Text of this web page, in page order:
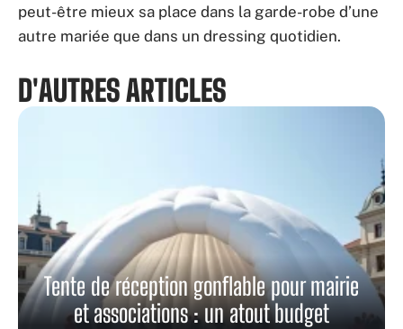
peut-être mieux sa place dans la garde-robe d’une
autre mariée que dans un dressing quotidien.
D'AUTRES ARTICLES
Tente de réception gonflable pour mairie
et associations : un atout budget